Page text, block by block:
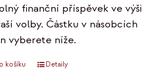
finanční příspěvek ve výši
volby. Částku v násobcích
vyberete níže.
košíku Detaily